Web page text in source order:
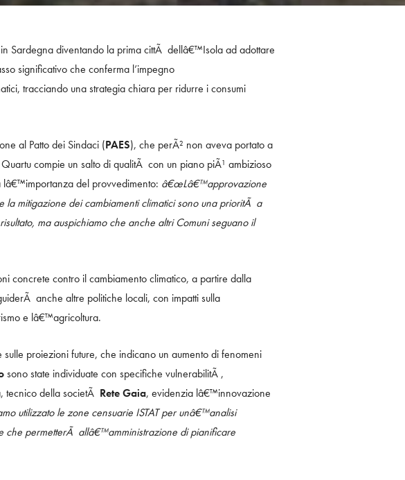
Sardegna diventando la prima cittÃ dellâ€™Isola ad adottare
significativo che conferma l’impegno
tracciando una strategia chiara per ridurre i consumi
al Patto dei Sindaci (PAES), che perÃ² non aveva portato a
compie un salto di qualitÃ con un piano piÃ¹ ambizioso
lâ€™importanza del provvedimento: â€œLâ€™approvazione
mitigazione dei cambiamenti climatici sono una prioritÃ a
ma auspichiamo che anche altri Comuni seguano il
concrete contro il cambiamento climatico, a partire dalla
anche altre politiche locali, con impatti sulla
e lâ€™agricoltura.
sulle proiezioni future, che indicano un aumento di fenomeni
sono state individuate con specifiche vulnerabilitÃ ,
tecnico della societÃ Rete Gaia, evidenzia lâ€™innovazione
utilizzato le zone censuarie ISTAT per unâ€™analisi
che permetterÃ allâ€™amministrazione di pianificare